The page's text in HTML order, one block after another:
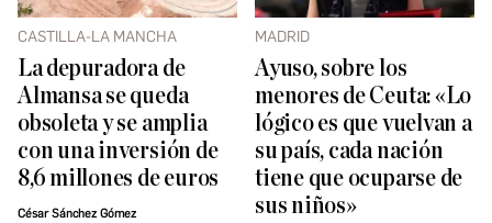
CASTILLA-LA MANCHA
La depuradora de
Almansa se queda
obsoleta y se amplia
con una inversión de
8,6 millones de euros
César Sánchez Gómez
MADRID
Ayuso, sobre los
menores de Ceuta: «Lo
lógico es que vuelvan a
su país, cada nación
tiene que ocuparse de
sus niños»